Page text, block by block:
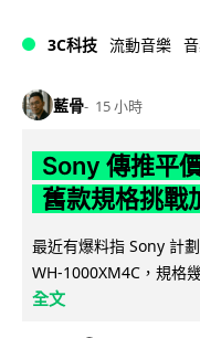
3C科技 流動音樂
藍骨 15 小時
Sony 傳推平
舊款規格挑戰
最近有爆料指 Sony 計
WH-1000XM4C，規格
全文